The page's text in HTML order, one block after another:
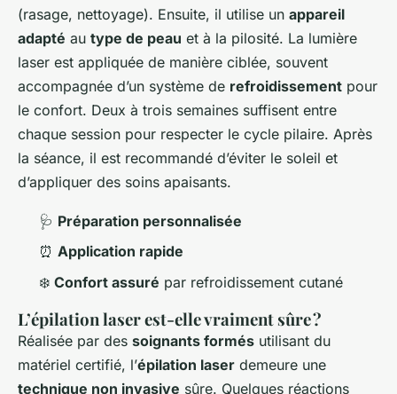
(rasage, nettoyage). Ensuite, il utilise un appareil
adapté au type de peau et à la pilosité. La lumière
laser est appliquée de manière ciblée, souvent
accompagnée d’un système de refroidissement pour
le confort. Deux à trois semaines suffisent entre
chaque session pour respecter le cycle pilaire. Après
la séance, il est recommandé d’éviter le soleil et
d’appliquer des soins apaisants.
🩺 Préparation personnalisée
⏰ Application rapide
❄️ Confort assuré par refroidissement cutané
L’épilation laser est-elle vraiment sûre ?
Réalisée par des soignants formés utilisant du
matériel certifié, l’épilation laser demeure une
technique non invasive sûre. Quelques réactions